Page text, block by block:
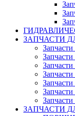
ЗАПЧАСТИ
ЗАПЧАСТИ